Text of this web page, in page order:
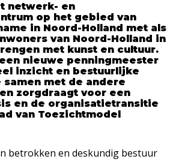
netwerk- en
op het gebied van
in Noord-Holland met als
van Noord-Holland in
met kunst en cultuur.
nieuwe penningmeester
inzicht en bestuurlijke
met de andere
zorgdraagt voor een
en de organisatietransitie
van Toezichtmodel
betrokken en deskundig bestuur